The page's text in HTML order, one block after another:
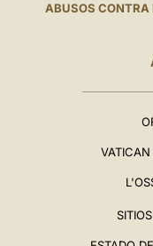
ABUSOS CONTRA